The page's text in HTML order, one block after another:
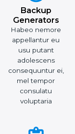
Backup
Generators
Habeo nemore
appellantur eu
usu putant
adolescens
consequuntur ei,
mel tempor
consulatu
voluptaria